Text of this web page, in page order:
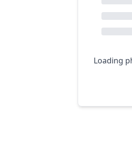
Loading